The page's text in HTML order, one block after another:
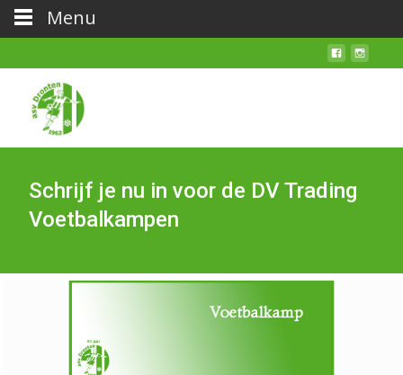
Schrijf je nu in voor de DV Trading
Voetbalkampen
Menu